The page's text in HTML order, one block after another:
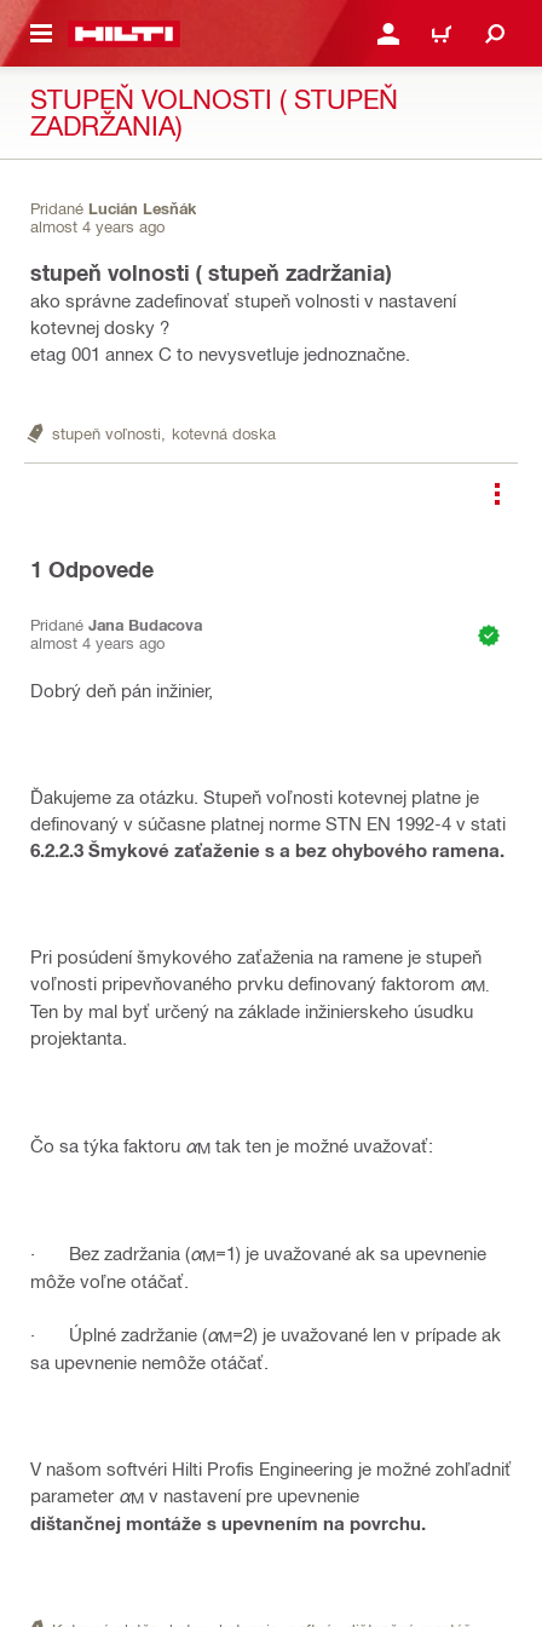
HLAVNÝ OBSAH PRIHLÁSIŤ ALEBO
KOŠÍK
STUPEŇ VOLNOSTI ( STUPEŇ
ZADRŽANIA)
Pridané Lucián Lesňák
almost 4 years ago
stupeň volnosti ( stupeň zadržania)
ako správne zadefinovať stupeň volnosti v nastavení
kotevnej dosky ?
etag 001 annex C to nevysvetluje jednoznačne.
stupeň voľnosti, kotevná doska
1 Odpovede
Pridané Jana Budacova
almost 4 years ago
Dobrý deň pán inžinier,
Ďakujeme za otázku. Stupeň voľnosti kotevnej platne je
definovaný v súčasne platnej norme STN EN 1992-4 v stati
6.2.2.3 Šmykové zaťaženie s a bez ohybového ramena.
Pri posúdení šmykového zaťaženia na ramene je stupeň
voľnosti pripevňovaného prvku definovaný faktorom αM.
Ten by mal byť určený na základe inžinierskeho úsudku
projektanta.
Čo sa týka faktoru αM tak ten je možné uvažovať:
· Bez zadržania (αM=1) je uvažované ak sa upevnenie
môže voľne otáčať.
· Úplné zadržanie (αM=2) je uvažované len v prípade ak
sa upevnenie nemôže otáčať.
V našom softvéri Hilti Profis Engineering je možné zohľadniť
parameter αM v nastavení pre upevnenie
dištančnej montáže s upevnením na povrchu.